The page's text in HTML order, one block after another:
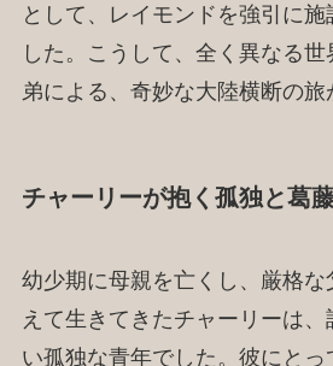
として、レイモンドを強引に施
した。こうして、全く異なる
弟による、奇妙な大陸横断の旅
チャーリーが抱く孤独と葛
幼少期に母親を亡くし、厳格
えて生きてきたチャーリーは
い孤独な青年でした。彼にと